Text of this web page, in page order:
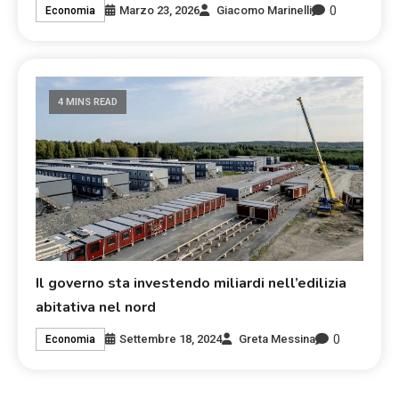
Economia Marzo 23, 2026 Giacomo Marinelli 0
4 MINS READ
Il governo sta investendo miliardi nell’edilizia
abitativa nel nord
Economia Settembre 18, 2024 Greta Messina 0